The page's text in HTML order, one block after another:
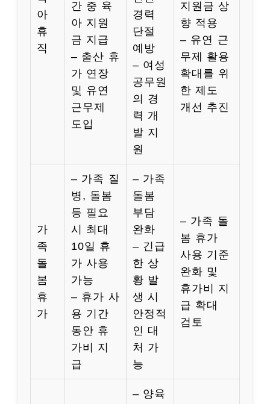
아
휴
직
간 중 육
아 지원
금 지급
– 출산 휴
가 연장
및 유연
근무제
도입
경력
단절
예방
– 여성
공무원
의 경
력 개
발 지
원
지원금 상
향 적용
– 유연 근
무제 활용
확대를 위
한 제도
개선 추진
가
족
돌
봄
휴
가
– 가족 질
병, 돌봄
등 필요
시 최대
10일 휴
가 사용
가능
– 휴가 사
용 기간
동안 휴
가비 지
급
– 가족
돌봄
부담
완화
– 긴급
한 상
황 발
생 시
안정적
인 대
처 가
능
– 가족 돌
봄 휴가
사용 기준
완화 및
휴가비 지
급 확대
검토
– 양육